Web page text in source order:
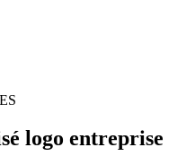
logo entreprise